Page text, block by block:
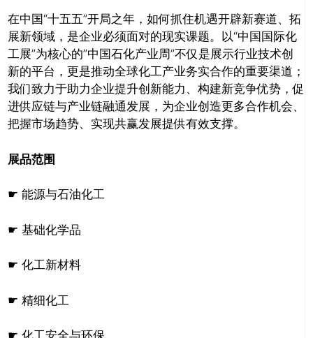
在中国“十五五”开局之年，如何抓住机遇开辟新赛道、拓
展新领域，是企业必须面对的现实课题。以“中国国际化
工展”为核心的”中国石化产业周”不仅是展示行业技术创
新的平台，更是推动全球化工产业务实合作的重要渠道；
我们致力于助力企业提升创新能力、构建新竞争优势，促
进供应链与产业链融通发展，为企业创造更多合作机会、
把握市场趋势、实现共赢发展提供有效支撑。
展品范围
☛ 能源与石油化工
☛ 基础化学品
☛ 化工新材料
☛ 精细化工